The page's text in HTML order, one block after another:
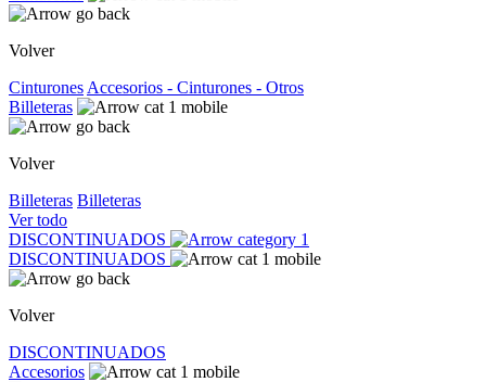
Volver
Cinturones Accesorios - Cinturones - Otros
Billeteras
Volver
Billeteras Billeteras
Ver todo
DISCONTINUADOS
DISCONTINUADOS
Volver
DISCONTINUADOS
Accesorios